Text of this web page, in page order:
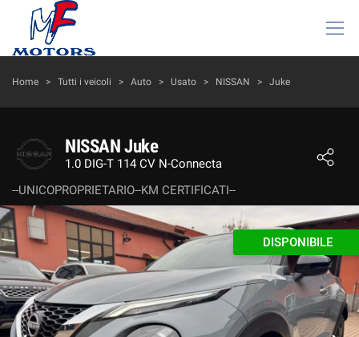
HOME
AZIENDA
I NOSTRI SERVIZI
DICONO DI NOI
ACQUISTIAMO USATO
Home > Tutti i veicoli > Auto > Usato > NISSAN > Juke
NISSAN Juke
1.0 DIG-T 114 CV N-Connecta
--UNICOPROPRIETARIO--KM CERTIFICATI--
DISPONIBILE